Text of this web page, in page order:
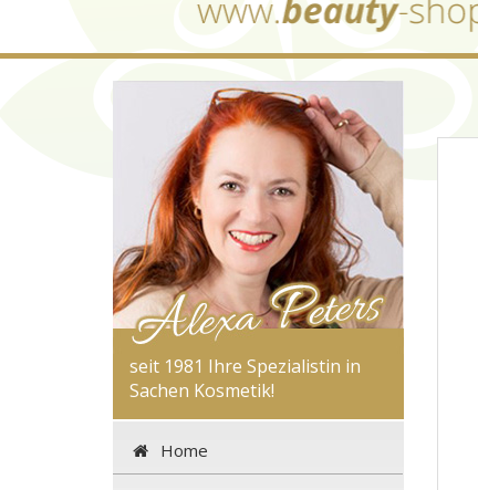
seit 1981 Ihre Spezialistin in
Sachen Kosmetik!
Home